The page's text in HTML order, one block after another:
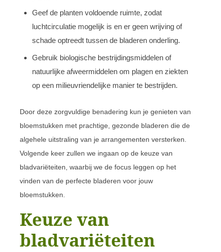
Geef de planten voldoende ruimte, zodat
luchtcirculatie mogelijk is en er geen wrijving of
schade optreedt tussen de bladeren onderling.
Gebruik biologische bestrijdingsmiddelen of
natuurlijke afweermiddelen om plagen en ziekten
op een milieuvriendelijke manier te bestrijden.
Door deze zorgvuldige benadering kun je genieten van
bloemstukken met prachtige, gezonde bladeren die de
algehele uitstraling van je arrangementen versterken.
Volgende keer zullen we ingaan op de keuze van
bladvariëteiten, waarbij we de focus leggen op het
vinden van de perfecte bladeren voor jouw
bloemstukken.
Keuze van
bladvariëteiten